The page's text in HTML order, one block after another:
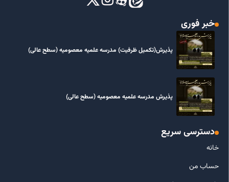
خبر فوری
پذیرش(تکمیل ظرفیت) مدرسه علمیه معصومیه‌ (سطح عالی)
پذیرش مدرسه علمیه معصومیه‌ (سطح عالی)
دسترسی سریع
خانه
حساب من